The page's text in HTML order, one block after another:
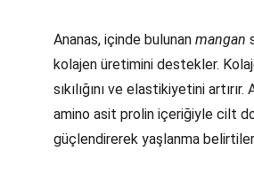
Ananas, içinde bulunan mangan
kolajen üretimini destekler.
sıkılığını ve elastikiyetini artırır.
amino asit prolin içeriğiyle cilt
güçlendirerek yaşlanma